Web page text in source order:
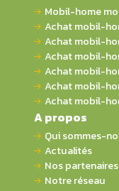
Mobil-home
Achat mobil-
Achat mobil-
Achat mobil-
Achat mobil-
Achat mobil-
Achat mobil-
A propos
Qui sommes-
Actualités
Nos partenaires
Notre réseau